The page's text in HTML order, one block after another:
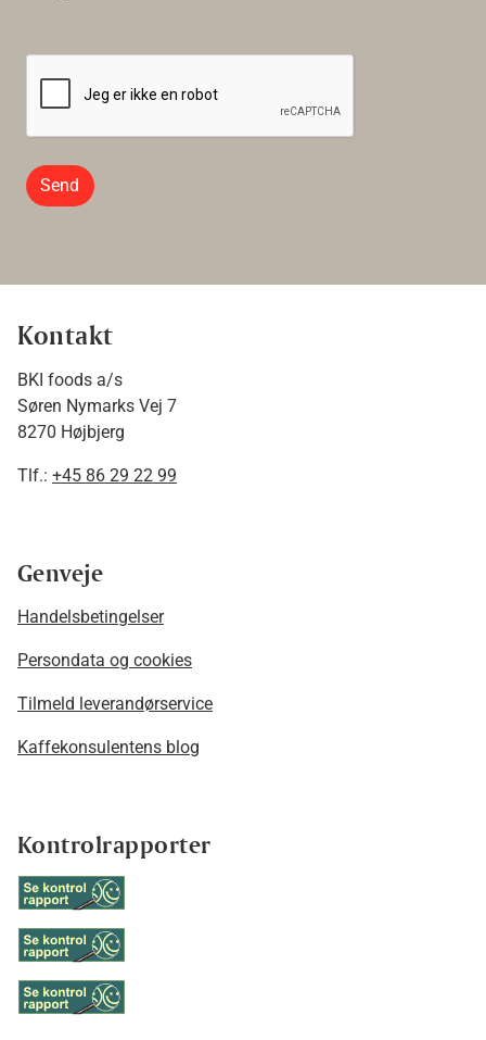
Send
Kontakt
BKI foods a/s
Søren Nymarks Vej 7
8270 Højbjerg
Tlf.: +45 86 29 22 99
Genveje
Handelsbetingelser
Persondata og cookies
Tilmeld leverandørservice
Kaffekonsulentens blog
Kontrolrapporter